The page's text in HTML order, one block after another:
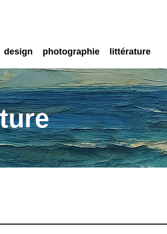
design photographie littérature